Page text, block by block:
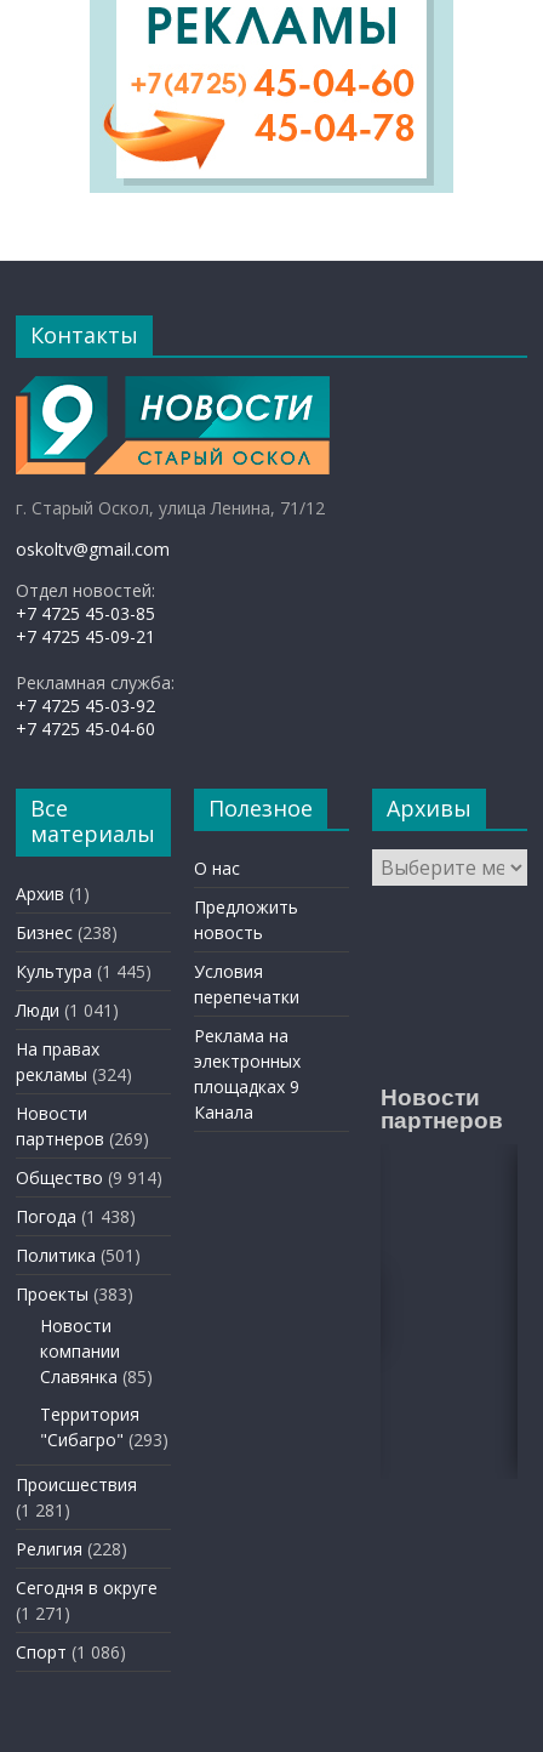
Контакты
г. Старый Оскол, улица Ленина, 71/12
oskoltv@gmail.com
Отдел новостей:
+7 4725 45-03-85
+7 4725 45-09-21
Рекламная служба:
+7 4725 45-03-92
+7 4725 45-04-60
Все
материалы
Архив (1)
Бизнес (238)
Культура (1 445)
Люди (1 041)
На правах
рекламы (324)
Новости
партнеров (269)
Общество (9 914)
Погода (1 438)
Политика (501)
Проекты (383)
Новости
компании
Славянка (85)
Территория
"Сибагро" (293)
Происшествия
(1 281)
Религия (228)
Сегодня в округе
(1 271)
Спорт (1 086)
Полезное
О нас
Предложить
новость
Условия
перепечатки
Реклама на
электронных
площадках 9
Канала
Архивы
Архивы
Новости
партнеров